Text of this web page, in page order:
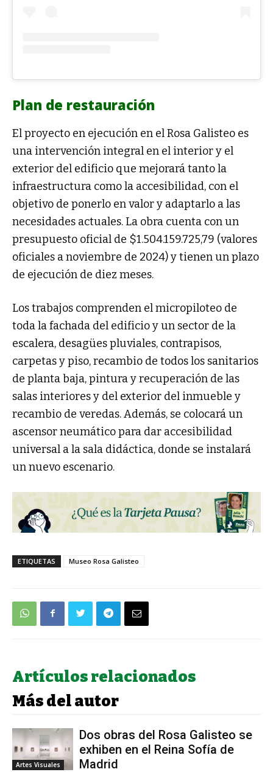
Plan de restauración
El proyecto en ejecución en el Rosa Galisteo es
una intervención integral en el interior y el
exterior del edificio que mejorará tanto la
infraestructura como la accesibilidad, con el
objetivo de ponerlo en valor y adaptarlo a las
necesidades actuales. La obra cuenta con un
presupuesto oficial de $1.504.159.725,79 (valores
oficiales a noviembre de 2024) y tienen un plazo
de ejecución de diez meses.
Los trabajos comprenden el micropiloteo de
toda la fachada del edificio y un sector de la
escalera, desagües pluviales, contrapisos,
carpetas y piso, recambio de todos los sanitarios
de planta baja, pintura y recuperación de las
salas interiores y del exterior del inmueble y
recambio de veredas. Además, se colocará un
ascensor neumático para dar accesibilidad
universal a la sala didáctica, donde se instalará
un nuevo escenario.
ETIQUETAS Museo Rosa Galisteo
Artículos relacionados
Más del autor
Artes Visuales
Dos obras del Rosa Galisteo se
exhiben en el Reina Sofía de
Madrid